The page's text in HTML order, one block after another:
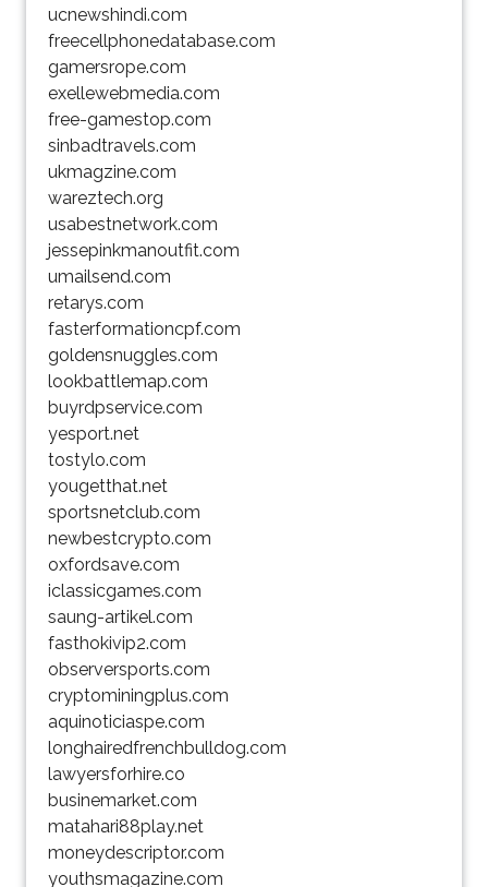
ucnewshindi.com
freecellphonedatabase.com
gamersrope.com
exellewebmedia.com
free-gamestop.com
sinbadtravels.com
ukmagzine.com
wareztech.org
usabestnetwork.com
jessepinkmanoutfit.com
umailsend.com
retarys.com
fasterformationcpf.com
goldensnuggles.com
lookbattlemap.com
buyrdpservice.com
yesport.net
tostylo.com
yougetthat.net
sportsnetclub.com
newbestcrypto.com
oxfordsave.com
iclassicgames.com
saung-artikel.com
fasthokivip2.com
observersports.com
cryptominingplus.com
aquinoticiaspe.com
longhairedfrenchbulldog.com
lawyersforhire.co
businemarket.com
matahari88play.net
moneydescriptor.com
youthsmagazine.com